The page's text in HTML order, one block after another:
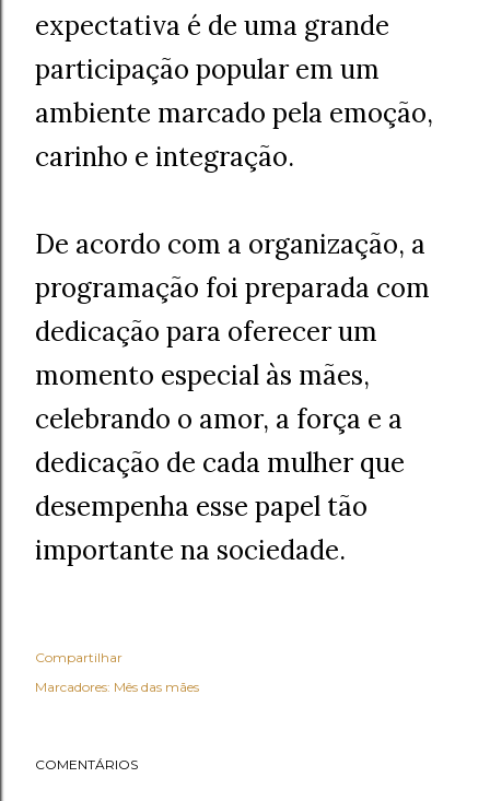
expectativa é de uma grande
participação popular em um
ambiente marcado pela emoção,
carinho e integração.
De acordo com a organização, a
programação foi preparada com
dedicação para oferecer um
momento especial às mães,
celebrando o amor, a força e a
dedicação de cada mulher que
desempenha esse papel tão
importante na sociedade.
Compartilhar
Marcadores: Mês das mães
COMENTÁRIOS